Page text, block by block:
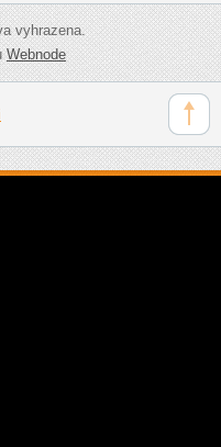
vyhrazena.
Webnode